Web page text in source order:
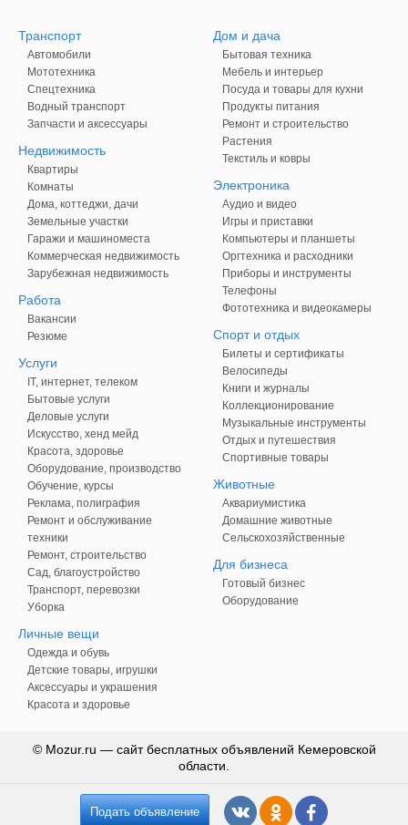
Транспорт
Автомобили
Мототехника
Спецтехника
Водный транспорт
Запчасти и аксессуары
Недвижимость
Квартиры
Комнаты
Дома, коттеджи, дачи
Земельные участки
Гаражи и машиноместа
Коммерческая недвижимость
Зарубежная недвижимость
Работа
Вакансии
Резюме
Услуги
IT, интернет, телеком
Бытовые услуги
Деловые услуги
Искусство, хенд мейд
Красота, здоровье
Оборудование, производство
Обучение, курсы
Реклама, полиграфия
Ремонт и обслуживание
техники
Ремонт, строительство
Сад, благоустройство
Транспорт, перевозки
Уборка
Личные вещи
Одежда и обувь
Детские товары, игрушки
Аксессуары и украшения
Красота и здоровье
Дом и дача
Бытовая техника
Мебель и интерьер
Посуда и товары для кухни
Продукты питания
Ремонт и строительство
Растения
Текстиль и ковры
Электроника
Аудио и видео
Игры и приставки
Компьютеры и планшеты
Оргтехника и расходники
Приборы и инструменты
Телефоны
Фототехника и видеокамеры
Спорт и отдых
Билеты и сертификаты
Велосипеды
Книги и журналы
Коллекционирование
Музыкальные инструменты
Отдых и путешествия
Спортивные товары
Животные
Аквариумистика
Домашние животные
Сельскохозяйственные
Для бизнеса
Готовый бизнес
Оборудование
© Mozur.ru — сайт бесплатных объявлений Кемеровской
области.
Подать объявление